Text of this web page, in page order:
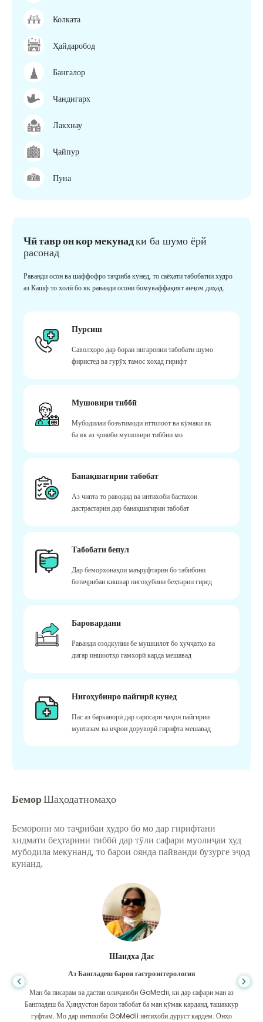
Колката
Ҳайдаробод
Бангалор
Чандигарх
Лакхнау
Ҷайпур
Пуна
Чӣ тавр он кор мекунадки ба шумо ёрй
расонад
Раванди осон ва шаффофро таҷриба кунед, то саёҳати табобатии худро
аз Кашф то холӣ бо як раванди осони бомуваффақият анҷом диҳад.
Пурсиш
Саволҳоро дар бораи нигаронии табобати шумо
фиристед ва гурӯҳ тамос хоҳад гирифт
Мушовири тиббӣ
Мубодилаи боэътимоди иттилоот ва кӯмаки як
ба як аз ҷониби мушовири тиббии мо
Банақшагирии табобат
Аз чипта то раводид ва интихоби бастаҳои
дастрастарин дар банақшагирии табобат
Табобати бепул
Дар беморхонаҳои маъруфтарин бо табибони
ботаҷрибаи кишвар нигоҳубини беҳтарин гиред
Баровардани
Раванди озодкунии бе мушкилот бо ҳуҷҷатҳо ва
дигар иншоотҳо ғамхорӣ карда мешавад
Нигоҳубинро пайгирӣ кунед
Пас аз барканорӣ дар саросари ҷаҳон пайгирии
мунтазам ва иҷрои доруворӣ гирифта мешавад
БеморШаҳодатномаҳо
Беморони мо таҷрибаи худро бо мо дар гирифтани
хидмати беҳтарини тиббӣ дар тӯли сафари муолиҷаи худ
мубодила мекунанд, то барои оянда пайванди бузурге эҷод
кунанд.
Шандха Дас
Аз Бангладеш барои гастроэнтерология
Ман ба писарам ва дастаи олиҷаноби GoMedii, ки дар сафари ман аз
Бангладеш ба Ҳиндустон барои табобат ба ман кӯмак карданд, ташаккур
гуфтам. Мо дар интихоби GoMedii интихоби дуруст кардем. Онҳо